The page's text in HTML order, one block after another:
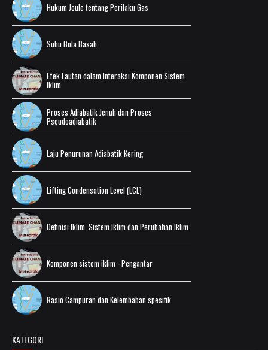
Hukum Joule tentang Perilaku Gas
Suhu Bola Basah
Efek Lautan dalam Interaksi Komponen Sistem
Iklim
Proses Adiabatik Jenuh dan Proses
Pseudoadiabatik
Laju Penurunan Adiabatik Kering
Lifting Condensation Level (LCL)
Definisi Iklim, Sistem Iklim dan Perubahan Iklim
Komponen sistem iklim - Pengantar
Rasio Campuran dan Kelembaban spesifik
KATEGORI